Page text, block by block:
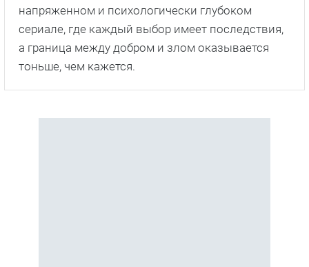
напряженном и психологически глубоком
сериале, где каждый выбор имеет последствия,
а граница между добром и злом оказывается
тоньше, чем кажется.